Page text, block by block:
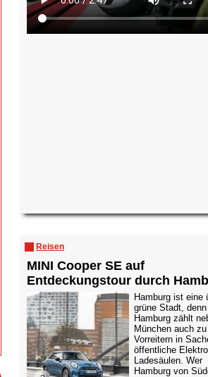
Reisen
MINI Cooper SE auf
Entdeckungstour durch
Hamburg ist eine
grüne Stadt, denn
Hamburg zählt
München auch
Vorreitern in
öffentliche
Ladesäulen. Wer
Hamburg von